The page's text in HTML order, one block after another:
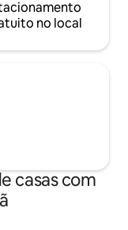
no local
casas com